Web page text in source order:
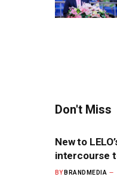
Don't Miss
New to
intercourse
BY BRANDMEDIA